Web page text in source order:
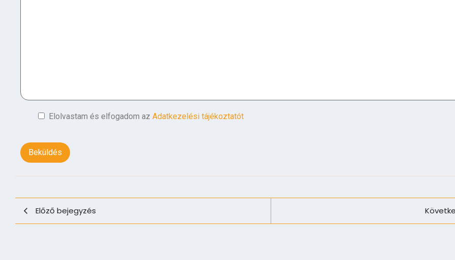
Elolvastam és elfogadom az Adatkezelési tájékoztatót
Előző bejegyzés